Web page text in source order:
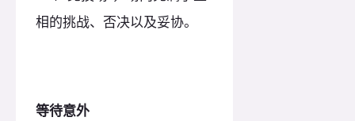
相的挑战、否决以及妥协。
等待意外